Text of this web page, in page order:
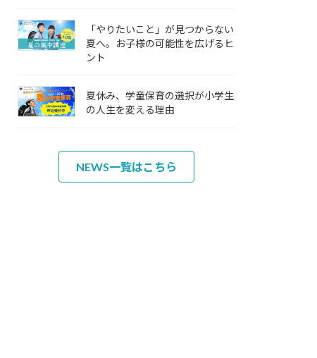
「やりたいこと」が見つからない
夏へ。お子様の可能性を広げるヒ
ント
夏休み、学童保育の選択が小学生
の人生を変える理由
NEWS一覧はこちら